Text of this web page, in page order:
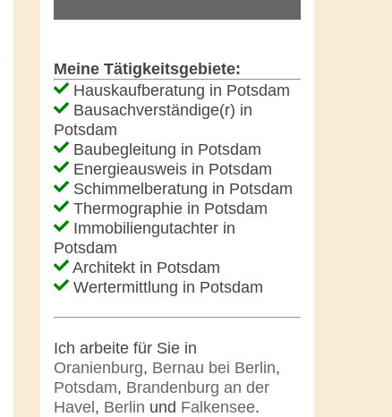
Meine Tätigkeitsgebiete:
Hauskaufberatung in Potsdam
Bausachverständige(r) in
Potsdam
Baubegleitung in Potsdam
Energieausweis in Potsdam
Schimmelberatung in Potsdam
Thermographie in Potsdam
Immobiliengutachter in
Potsdam
Architekt in Potsdam
Wertermittlung in Potsdam
Ich arbeite für Sie in
Oranienburg, Bernau bei Berlin,
Potsdam, Brandenburg an der
Havel, Berlin und Falkensee.